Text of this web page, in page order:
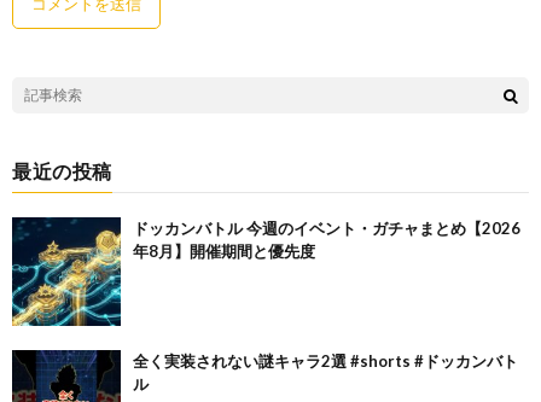
最近の投稿
ドッカンバトル 今週のイベント・ガチャまとめ【2026
年8月】開催期間と優先度
全く実装されない謎キャラ2選 #shorts #ドッカンバト
ル